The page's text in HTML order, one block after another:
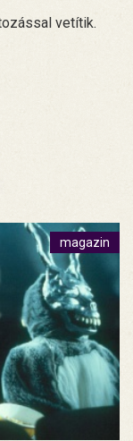
vetítik.
magazin